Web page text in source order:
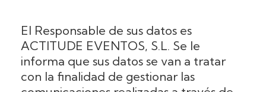
El Responsable de sus datos es
ACTITUDE EVENTOS, S.L. Se le
informa que sus datos se van a tratar
con la finalidad de gestionar las